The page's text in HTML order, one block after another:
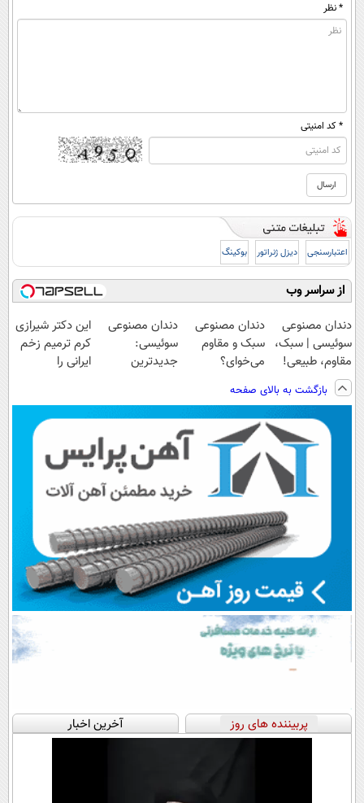
* نظر
* کد امنیتی
اعتبارسنجی دیزل ژنراتور بوکینگ
از سراسر وب
دندان مصنوعی
سوئیسی | سبک،
مقاوم، طبیعی!
ویزیت
رایگان+پرداخت
اقساطی😍
دندان مصنوعی
سبک و مقاوم
می‌خوای؟
هم داریم!😍 |
📍تهران
دندان مصنوعی
سوئیسی:
جدیدترین
پرداخت قسطی
این دکتر شیرازی
کرم ترمیم زخم
ایرانی را
بازگشت به بالای صفحه
پربیننده های روز آخرین اخبار